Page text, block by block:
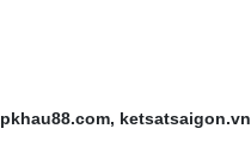
ketsatsaigon.vn